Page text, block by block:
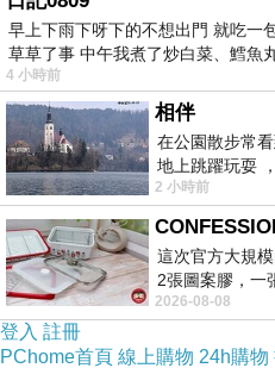
整組採用
MDF全烤式
材質，美觀
又耐用搭配
鏡面鋼琴烤
漆、大桌面
早上下雨下呀下的不想出門 就吃一
草草了事 中午我煮了炒白菜、鱈魚
4 小時前
相伴
在公園散步常
地上跳躍玩耍
上，它們身軀
2 小時前
這次官方大規
2張圖案膠，一
版；目前官網
2026-08-08
登入 註冊
PChome首頁 線上購物 24h購物